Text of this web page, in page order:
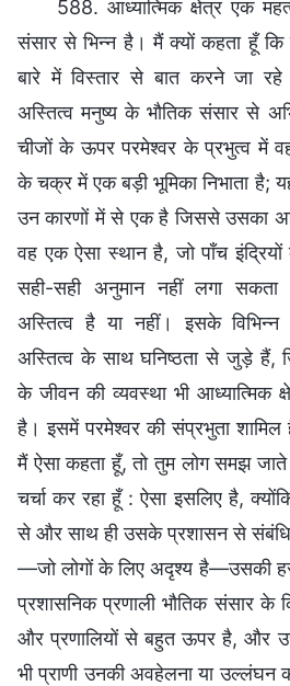
588. आध्यात्मिक क्षेत्र एक
संसार से भिन्न है। मैं क्यों कहता हूँ
बारे में विस्तार से बात करने जा रहे
अस्तित्व मनुष्य के भौतिक संसार से
चीजों के ऊपर परमेश्वर के प्रभुत्व में
के चक्र में एक बड़ी भूमिका निभाता है;
उन कारणों में से एक है जिससे उसका
वह एक ऐसा स्थान है, जो पाँच
सही-सही अनुमान नहीं लगा सकता
अस्तित्व है या नहीं। इसके
अस्तित्व के साथ घनिष्ठता से जुड़े हैं,
के जीवन की व्यवस्था भी आध्यात्मिक
है। इसमें परमेश्वर की संप्रभुता
मैं ऐसा कहता हूँ, तो तुम लोग समझ जाते
चर्चा कर रहा हूँ : ऐसा इसलिए है,
से और साथ ही उसके प्रशासन से
—जो लोगों के लिए अदृश्य है—उसकी
प्रशासनिक प्रणाली भौतिक संसार के
और प्रणालियों से बहुत ऊपर है, और
भी प्राणी उनकी अवहेलना या उल्लंघन